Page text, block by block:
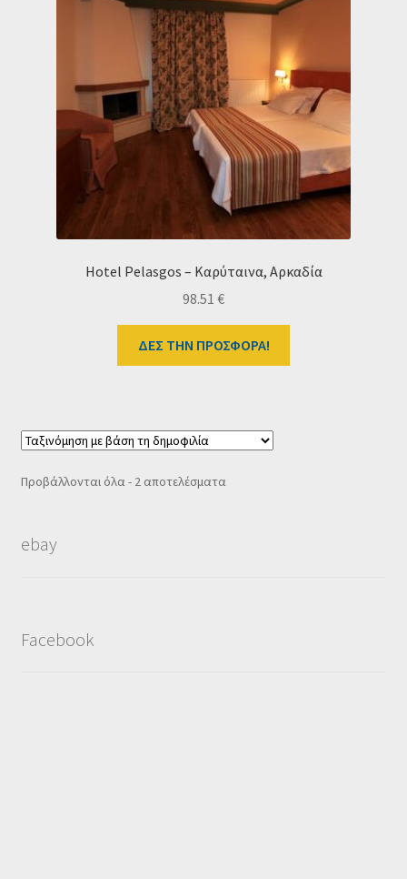
Hotel Pelasgos – Καρύταινα, Αρκαδία
98.51 €
ΔΕΣ ΤΗΝ ΠΡΟΣΦΟΡΑ!
Προβάλλονται όλα - 2 αποτελέσματαSorted
ebay
Facebook